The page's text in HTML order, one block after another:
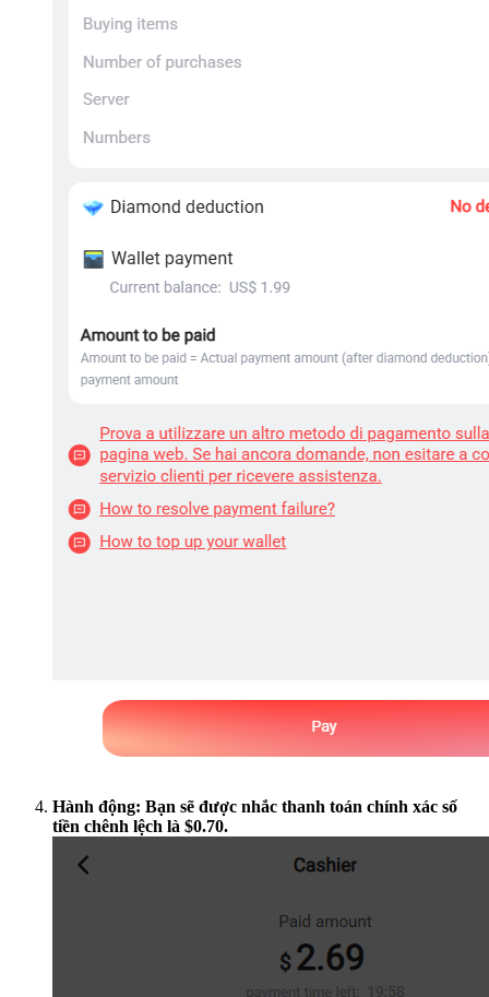
Hành động: Bạn sẽ được nhắc thanh toán chính xác số
tiền chênh lệch là $0.70.